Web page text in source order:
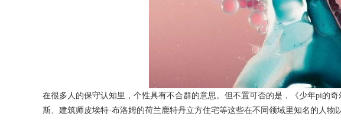
在很多人的保守认知里，个性具有不合群的意思。但不置可否的是，《少年pi的
斯、建筑师皮埃特·布洛姆的荷兰鹿特丹立方住宅等这些在不同领域里知名的人